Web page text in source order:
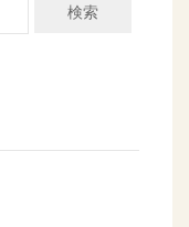
検索